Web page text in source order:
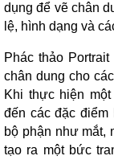
dụng để vẽ chân
lệ, hình dạng và
Phác thảo
chân dung cho
Khi thực hiện
đến các đặc
bộ phận như mắt,
tạo ra một bức